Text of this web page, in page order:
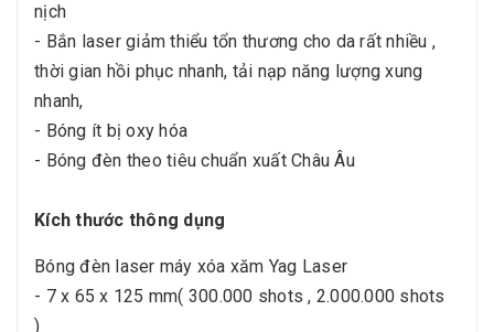
nịch
- Bắn laser giảm thiểu tổn thương cho da rất nhiều ,
thời gian hồi phục nhanh, tải nạp năng lượng xung
nhanh,
- Bóng ít bị oxy hóa
- Bóng đèn theo tiêu chuẩn xuất Châu Âu
Kích thước thông dụng
Bóng đèn laser máy xóa xăm Yag Laser
- 7 x 65 x 125 mm( 300.000 shots , 2.000.000 shots
)